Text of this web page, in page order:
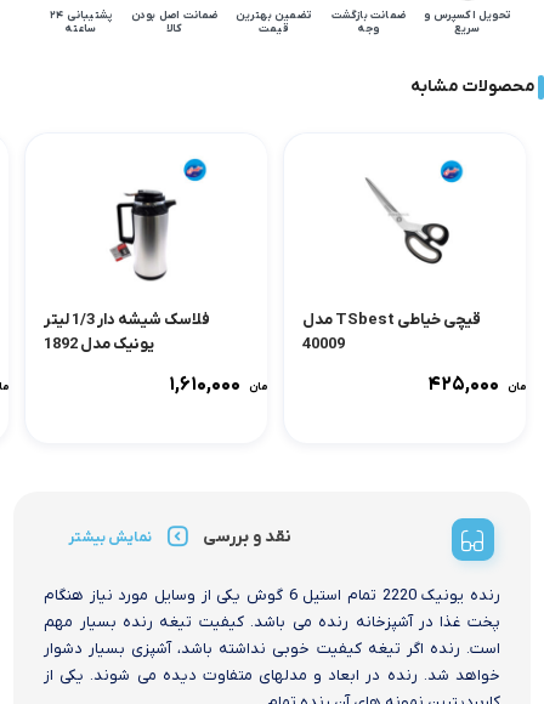
تحویل اکسپرس و
سریع
ضمانت بازگشت
وجه
تضمین بهترین
قیمت
ضمانت اصل بودن
کالا
پشتیبانی 24
ساعته
محصولات مشابه
قیچی خیاطی TSbest مدل
40009
۴۲۵,۰۰۰ تومان
فلاسک شیشه دار 1/3 لیتر
یونیک مدل 1892
۱,۶۱۰,۰۰۰ تومان
نقد و بررسی نمایش بیشتر
رنده یونیک 2220 تمام استیل 6 گوش یکی از وسایل مورد نیاز هنگام
پخت غذا در آشپزخانه رنده می باشد. کیفیت تیغه رنده بسیار مهم
است. رنده اگر تیغه کیفیت خوبی نداشته باشد، آشپزی بسیار دشوار
خواهد شد. رنده در ابعاد و مدلهای متفاوت دیده می شوند. یکی از